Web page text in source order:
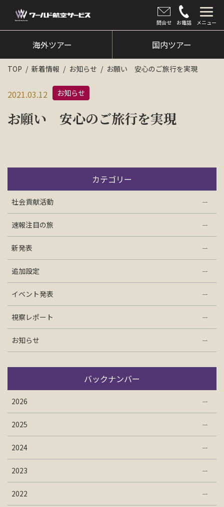
問合せ お電話 メニュー
海外ツアー
国内ツアー
クルーズツアー
ツアー催行状況
会社情報
お問い合わせ
電話にてお問い合わせ
検索
海外ツアー 国内ツアー
TOP 新着情報 お知らせ お願い 安心のご旅行を実現
2021.03.12 お知らせ
お願い 安心のご旅行を実現
カテゴリー
社会貢献活動
速報注目の旅
新発表
追加設定
イベント発表
視察レポート
お知らせ
バックナンバー
2026
2025
2024
2023
2022